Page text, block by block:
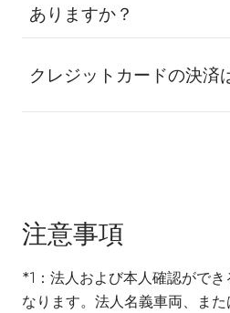
ありますか？
クレジットカードの決済
注意事項
*1：法人および本人確認がで
なります。法人名義車両、ま